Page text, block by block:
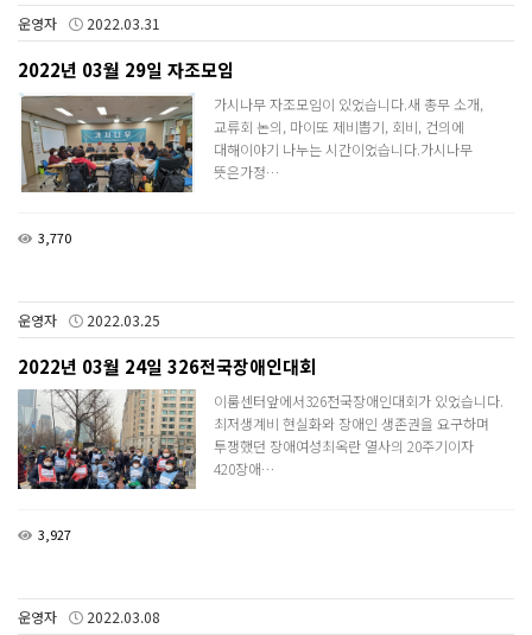
운영자 2022.03.31
2022년 03월 29일 자조모임
가시나무 자조모임이 있었습니다.새 총무 소개,
교류회 논의, 마이또 제비뽑기, 회비, 건의에
대해이야기 나누는 시간이었습니다.​가시나무
뜻은가정…
3,770
운영자 2022.03.25
2022년 03월 24일 326전국장애인대회
이룸센터앞에서326전국장애인대회가 있었습니다.​
최저생계비 현실화와 장애인 생존권을 요구하며
투쟁했던 장애여성최옥란 열사의 20주기이자
420장애…
3,927
운영자 2022.03.08